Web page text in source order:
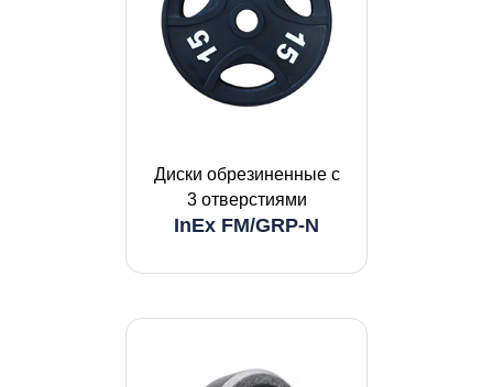
Диски обрезиненные с
3 отверстиями
InEx FM/GRP-N